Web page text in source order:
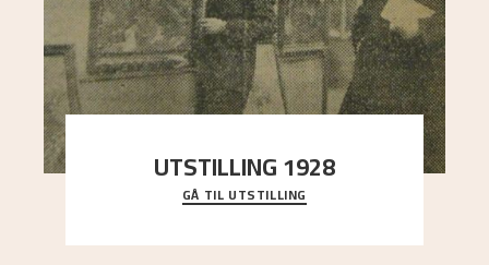
UTSTILLING 1928
Då Astrup døydde i 1928, tok vennene Moritz
Kaland og Simon Thorbjørnsen initiativ til å
GÅ TIL UTSTILLING